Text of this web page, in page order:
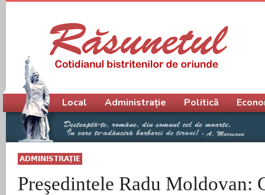
ADMINISTRAŢIE
Preşedintele Radu Moldovan:
Meniu principal
Local Administrație Politică